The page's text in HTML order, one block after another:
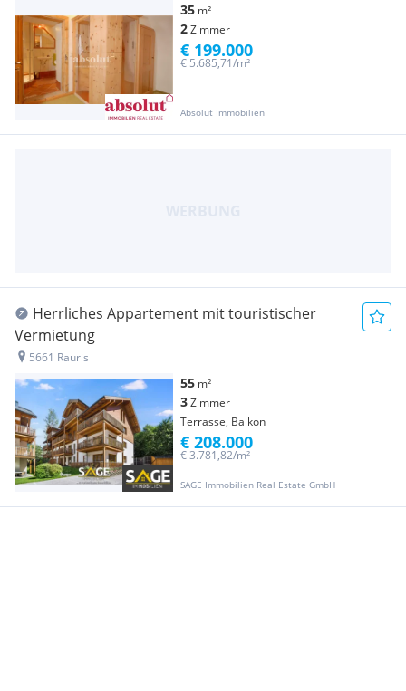
35 m²
2Zimmer
Absolut Immobilien
€ 5.685,71/m²
€ 199.000
Herrliches Appartement mit touristischer
Vermietung
5661 Rauris
55 m²
3Zimmer
Terrasse, Balkon
SAGE Immobilien Real Estate GmbH
€ 3.781,82/m²
€ 208.000